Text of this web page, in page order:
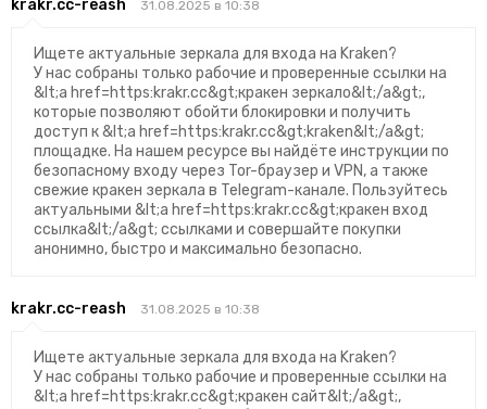
krakr.cc-reash 31.08.2025 в 10:38
Ищете актуальные зеркала для входа на Kraken?
У нас собраны только рабочие и проверенные ссылки на
&lt;a href=https:krakr.cc&gt;кракен зеркало&lt;/a&gt;,
которые позволяют обойти блокировки и получить
доступ к &lt;a href=https:krakr.cc&gt;kraken&lt;/a&gt;
площадке. На нашем ресурсе вы найдёте инструкции по
безопасному входу через Tor-браузер и VPN, а также
свежие кракен зеркала в Telegram-канале. Пользуйтесь
актуальными &lt;a href=https:krakr.cc&gt;кракен вход
ссылка&lt;/a&gt; ссылками и совершайте покупки
анонимно, быстро и максимально безопасно.
krakr.cc-reash 31.08.2025 в 10:38
Ищете актуальные зеркала для входа на Kraken?
У нас собраны только рабочие и проверенные ссылки на
&lt;a href=https:krakr.cc&gt;кракен сайт&lt;/a&gt;,